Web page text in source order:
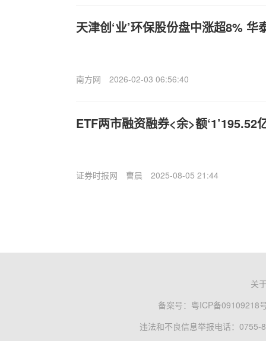
天津创‘业’环保股份盘中涨超8% 华
南方网 2026-02-03 06:56:40
ETF两市融资融券<余>额‘1’195.52
证券时报网 曹晨 2025-08-05 21:44
关
备案号： 粤ICP备09109218
违法和不良信息举报电话：0755-